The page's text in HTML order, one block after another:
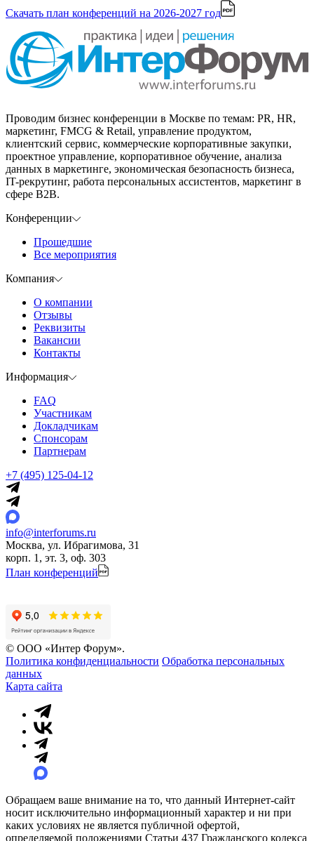
Скачать план конференций на 2026-2027 год
Проводим бизнес конференции в Москве по темам: PR, HR,
маркетинг, FMCG & Retail, управление продуктом,
клиентский сервис, коммерческие корпоративные закупки,
проектное управление, корпоративное обучение, анализа
данных в маркетинге, экономическая безопасность бизнеса,
IT-рекрутинг, работа персональных ассистентов, маркетинг в
сфере B2B.
Конференции
Прошедшие
Все мероприятия
Компания
О компании
Отзывы
Реквизиты
Вакансии
Контакты
Информация
FAQ
Участникам
Докладчикам
Спонсорам
Партнерам
+7 (495) 125-04-12
info@interforums.ru
Москва, ул. Ибрагимова, 31
корп. 1, эт. 3, оф. 303
План конференций
© ООО «Интер Форум».
Политика конфиденциальности Обработка персональных
данных
Карта сайта
Обращаем ваше внимание на то, что данный Интернет-сайт
носит исключительно информационный характер и ни при
каких условиях не является публичной офертой,
определяемой положениями Статьи 437 Гражданского кодекса